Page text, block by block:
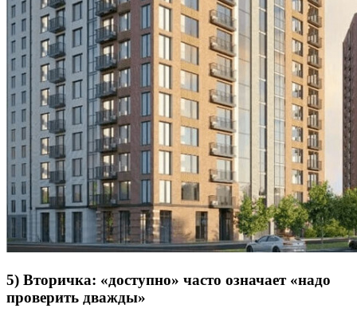
5) Вторичка: «доступно» часто означает «надо
проверить дважды»